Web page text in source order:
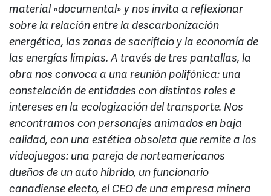
material «documental» y nos invita a reflexionar
sobre la relación entre la descarbonización
energética, las zonas de sacrificio y la economía de
las energías limpias. A través de tres pantallas, la
obra nos convoca a una reunión polifónica: una
constelación de entidades con distintos roles e
intereses en la ecologización del transporte. Nos
encontramos con personajes animados en baja
calidad, con una estética obsoleta que remite a los
videojuegos: una pareja de norteamericanos
dueños de un auto híbrido, un funcionario
canadiense electo, el CEO de una empresa minera